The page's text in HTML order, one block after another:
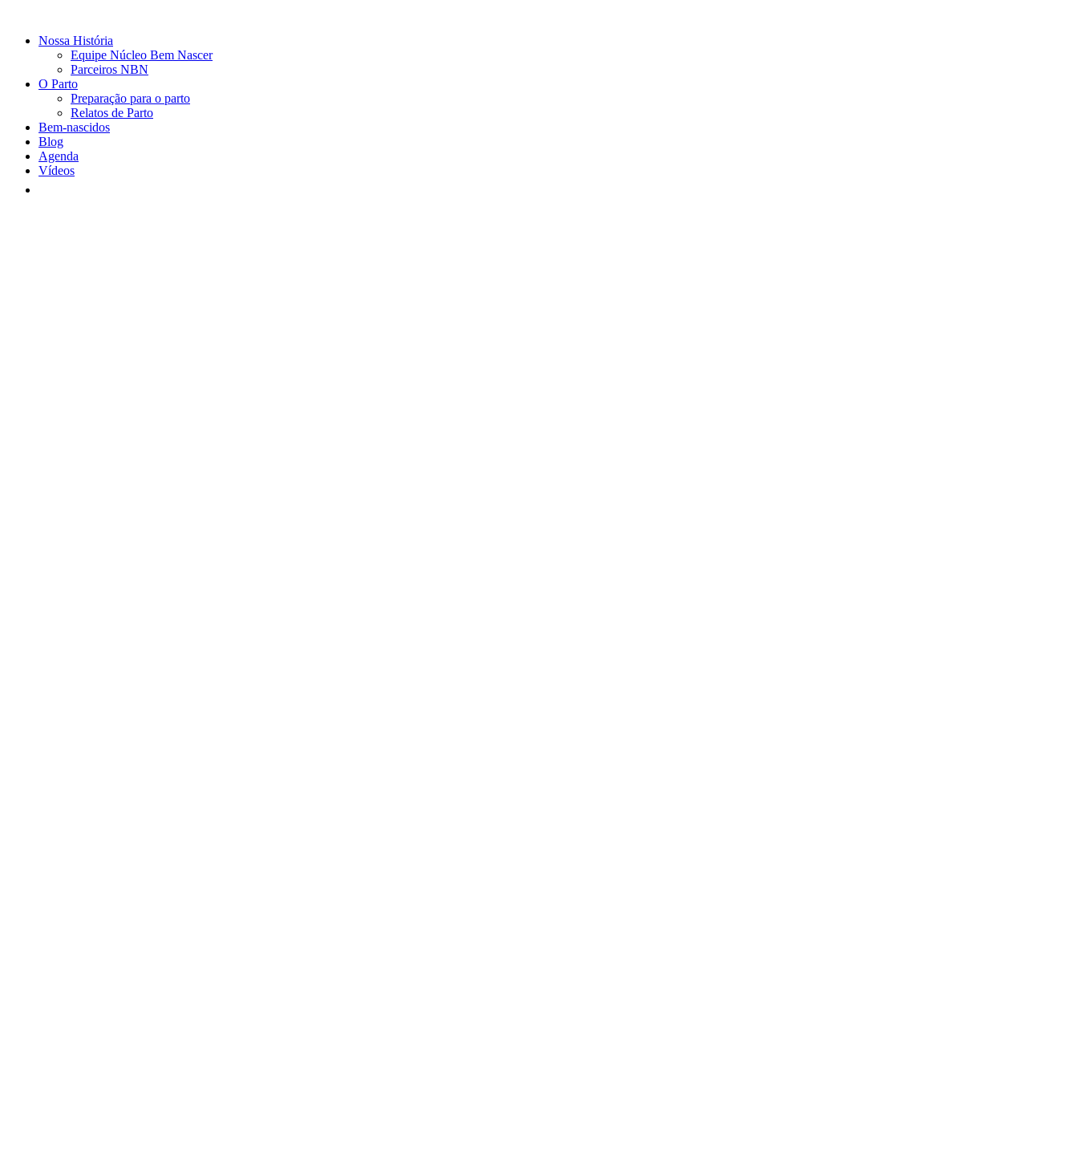
Nossa História
Equipe Núcleo Bem Nascer
Parceiros NBN
O Parto
Preparação para o parto
Relatos de Parto
Bem-nascidos
Blog
Agenda
Vídeos